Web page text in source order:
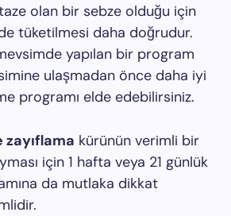
olan bir sebze olduğu için
tüketilmesi daha doğrudur.
yapılan bir program
ulaşmadan önce daha iyi
programı elde edebilirsiniz.
zayıflama kürünün verimli bir
için 1 hafta veya 21 günlük
da mutlaka dikkat